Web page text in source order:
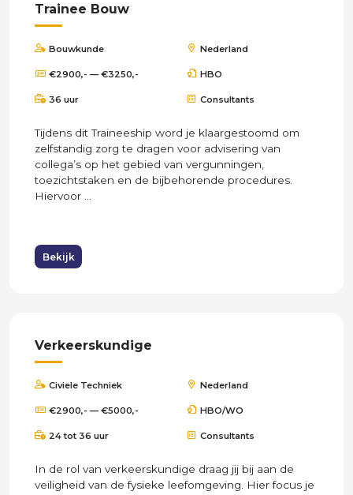
Trainee Bouw
Bouwkunde Nederland
€2900,- — €3250,- HBO
36 uur Consultants
Tijdens dit Traineeship word je klaargestoomd om
zelfstandig zorg te dragen voor advisering van
collega’s op het gebied van vergunningen,
toezichtstaken en de bijbehorende procedures.
Hiervoor ...
Bekijk
Verkeerskundige
Civiele Techniek Nederland
€2900,- — €5000,- HBO/WO
24 tot 36 uur Consultants
In de rol van verkeerskundige draag jij bij aan de
veiligheid van de fysieke leefomgeving. Hier focus je